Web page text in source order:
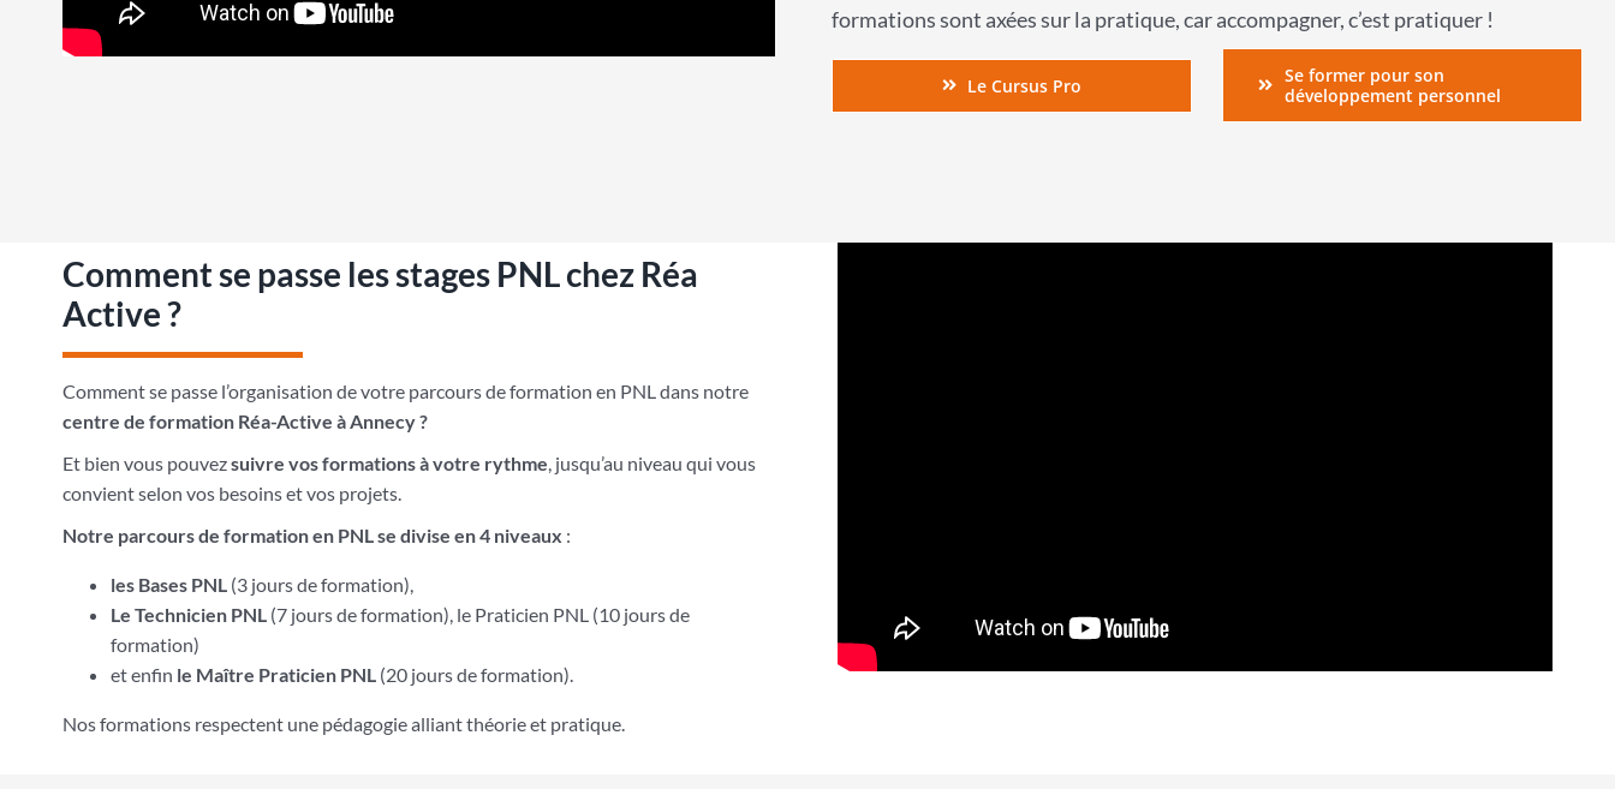
formations sont axées sur la pratique, car accompagner, c’est pratiquer !
Le Cursus Pro
Se former pour son
développement personnel
Comment se passe les stages PNL chez Réa
Active ?
Comment se passe l’organisation de votre parcours de formation en PNL dans notre
centre de formation Réa-Active à Annecy ?
Et bien vous pouvezsuivre vos formations à votre rythme, jusqu’au niveau qui vous
convient selon vos besoins et vos projets.
Notre parcours de formation en PNL se divise en 4 niveaux :
les Bases PNL(3 jours de formation),
Le Technicien PNL(7 jours de formation), le Praticien PNL (10 jours de
formation)
et enfin le Maître Praticien PNL(20 jours de formation).
Nos formations respectent une pédagogie alliant théorie et pratique.